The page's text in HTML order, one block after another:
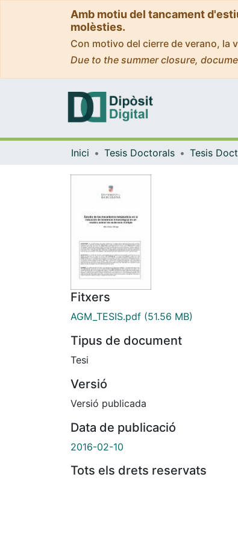
Amb motiu del tancament
molèsties.
Con motivo del cierre de verano, la
Due to the summer closure,
Inici Tesis Doctorals
Fitxers
AGM_TESIS.pdf (51.56 MB)
Tipus de document
Tesi
Versió
Versió publicada
Data de publicació
2016-02-10
Tots els drets reservats